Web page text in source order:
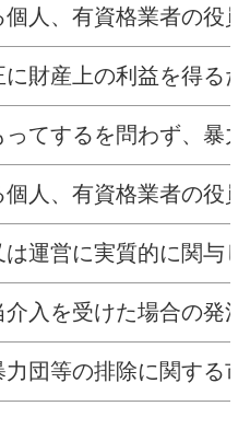
人、有資格業者の役
財産上の利益を得る
てするを問わず、暴
人、有資格業者の役
運営に実質的に関与
入を受けた場合の発
団等の排除に関する